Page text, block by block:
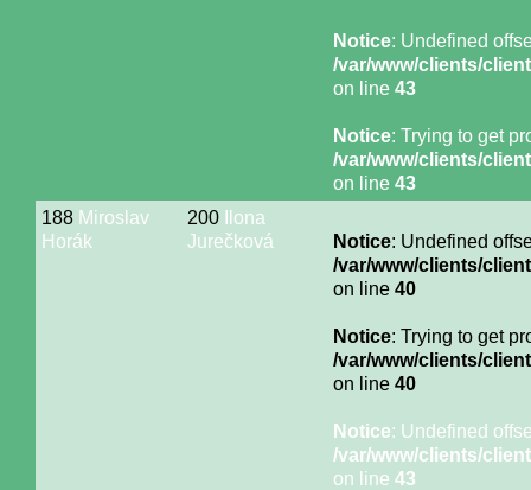
Notice: Undefined
/var/www/clients/
on line 43
Notice: Trying to get
/var/www/clients/
on line 43
188 Miroslav
Horák
200
Ilona
Jurečková
Notice: Undefined
/var/www/clients/
on line 40
Notice: Trying to get
/var/www/clients/
on line 40
Notice: Undefined
/var/www/clients/
on line 43